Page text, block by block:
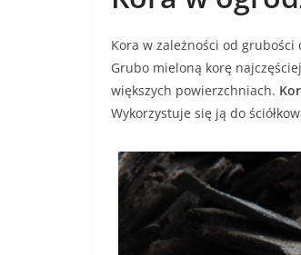
Kora w zależności od
Grubo mieloną korę
większych powierzchniach.
Wykorzystuje się ją do